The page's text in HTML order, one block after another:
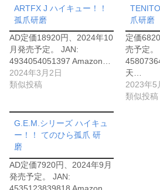
ARTFX J ハイキュー！！
孤爪研磨
AD定価18920円、2024年10
月発売予定。 JAN:
4934054051397 Amazon…
2024年3月2日
類似投稿
爪研磨
定価
売予定。
天…
2023年5
類似投稿
G.E.M.シリーズ ハイキュ
ー！！ てのひら孤爪 研
磨
AD定価7920円、2024年9月
発売予定。 JAN:
4535123839818 Amazon